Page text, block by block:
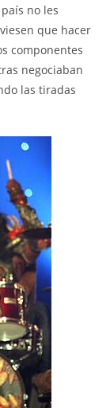
no les
que hacer
componentes
negociaban
las tiradas